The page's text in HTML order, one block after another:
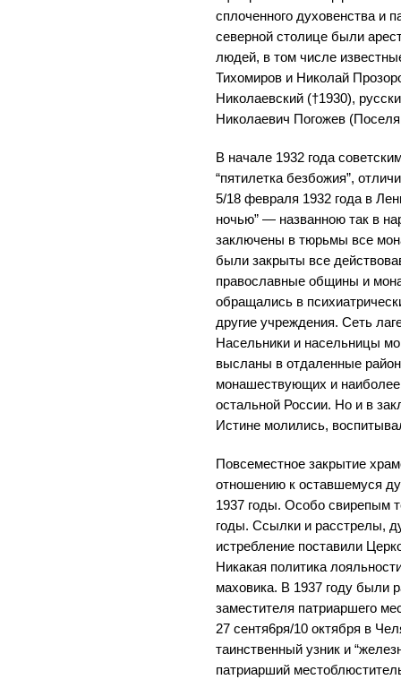
сплоченного духовенства и
северной столице были
людей, в том числе
Тихомиров и Николай
Николаевский (†1930),
Николаевич Погожев
В начале 1932 года
“пятилетка безбожия”,
5/18 февраля 1932 года в
ночью” — названною так в
заключены в тюрьмы все
были закрыты все
православные общины и
обращались в
другие учреждения. Сеть
Насельники и насельницы
высланы в отдаленные
монашествующих и наиболее
остальной России. Но и в
Истине молились,
Повсеместное закрытие
отношению к оставшемуся
1937 годы. Особо свирепым
годы. Ссылки и расстрелы,
истребление поставили
Никакая политика
маховика. В 1937 году были
заместителя патриаршего
27 сентя6ря/10 октября в
таинственный узник и
патриарший